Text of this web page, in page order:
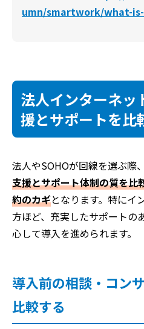
umn/smartwork/what-
法人インターネッ
援とサポートを比
法人やSOHOが回線を選ぶ際
支援とサポート体制の質を比
約のカギとなります。特にイ
方ほど、充実したサポートの
心して導入を進められます。
導入前の相談・コン
比較する